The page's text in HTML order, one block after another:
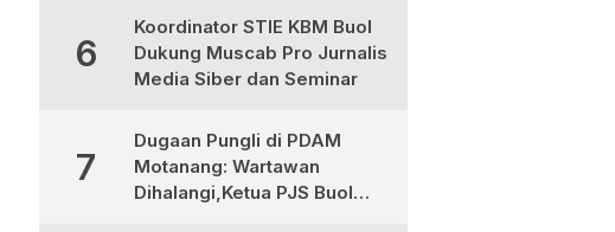
6
Koordinator STIE KBM Buol
Dukung Muscab Pro Jurnalis
Media Siber dan Seminar
7
Dugaan Pungli di PDAM
Motanang: Wartawan
Dihalangi,Ketua PJS Buol